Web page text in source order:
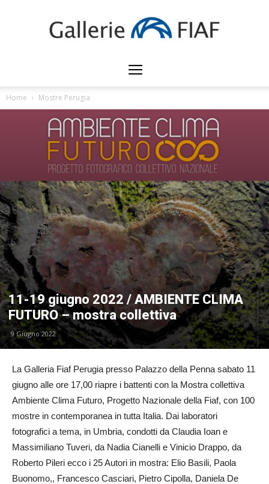
Gallerie
FIAF
Home Mostre Perugia
11-19 giugno 2022 / AMBIENTE CLIMA
FUTURO – mostra collettiva
9 Giugno 2022
La Galleria Fiaf Perugia presso Palazzo della Penna sabato 11
giugno alle ore 17,00 riapre i battenti con la Mostra collettiva
Ambiente Clima Futuro, Progetto Nazionale della Fiaf, con 100
mostre in contemporanea in tutta Italia. Dai laboratori
fotografici a tema, in Umbria, condotti da Claudia Ioan e
Massimiliano Tuveri, da Nadia Cianelli e Vinicio Drappo, da
Roberto Pileri ecco i 25 Autori in mostra: Elio Basili, Paola
Buonomo,, Francesco Casciari, Pietro Cipolla, Daniela De